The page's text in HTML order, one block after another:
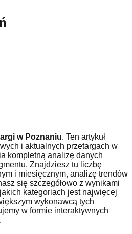
w Poznaniu. Ten artykuł
i aktualnych przetargach w
kompletną analizę danych
Znajdziesz tu liczbę
i miesięcznym, analizę trendów
się szczegółowo z wynikami
kategoriach jest najwięcej
wykonawcą tych
w formie interaktywnych